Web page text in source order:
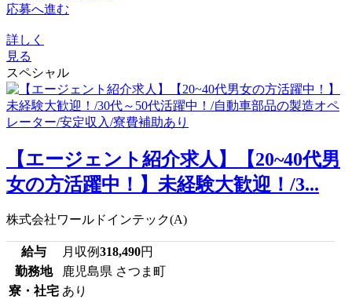
応募へ進む
詳しく
見る
スペシャル
【エージェント紹介求人】【20~40代男
女の方活躍中！】未経験大歓迎！/3...
株式会社ワールドインテック(A)
給与 月収例318,490円
勤務地
鹿児島県 さつま町
寮・社宅 あり